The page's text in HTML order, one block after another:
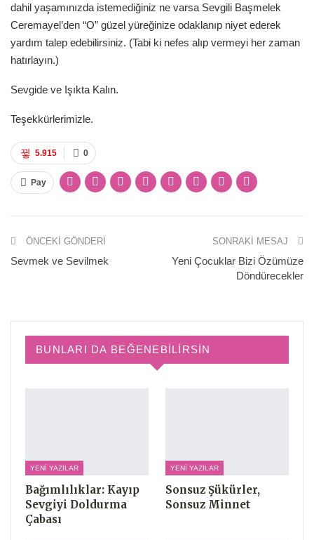
dahil yaşamınızda istemediğiniz ne varsa Sevgili Başmelek
Ceremayel’den “O” güzel yüreğinize odaklanıp niyet ederek
yardım talep edebilirsiniz. (Tabi ki nefes alıp vermeyi her zaman
hatırlayın.)
Sevgide ve Işıkta Kalın.
Teşekkürlerimizle.
0
5.915
Pay
ÖNCEKI GÖNDERI
Sevmek ve Sevilmek
SONRAKI MESAJ
Yeni Çocuklar Bizi Özümüze
Döndürecekler
BUNLARI DA BEĞENEBILIRSIN
YENI YAZILAR
Bağımlılıklar: Kayıp
Sevgiyi Doldurma
Çabası
YENI YAZILAR
Sonsuz Şükürler,
Sonsuz Minnet